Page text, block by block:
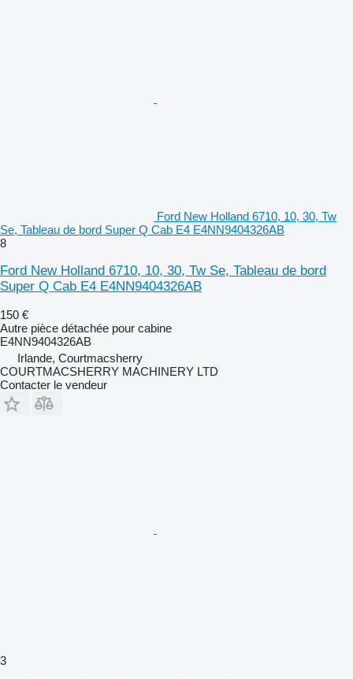
Ford New Holland 6710, 10, 30, Tw
Se, Tableau de bord Super Q Cab E4 E4NN9404326AB
8
Ford New Holland 6710, 10, 30, Tw Se, Tableau de bord
Super Q Cab E4 E4NN9404326AB
150 €
Autre pièce détachée pour cabine
E4NN9404326AB
Irlande, Courtmacsherry
COURTMACSHERRY MACHINERY LTD
Contacter le vendeur
3